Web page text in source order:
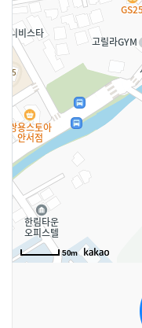
50m